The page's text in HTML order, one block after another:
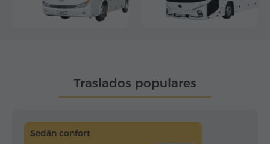
Traslados populares
Sedán confort